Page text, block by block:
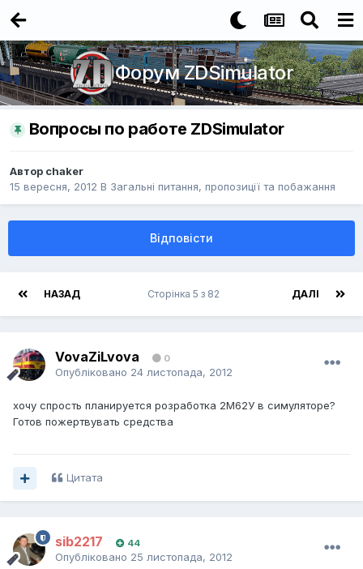
Форум ZDSimulator
Вопросы по работе ZDSimulator
Автор chaker
15 вересня, 2012 В Загальні питання, пропозиції та побажання
Відповісти
НАЗАД ДАЛІ
Сторінка 5 з 82
VovaZiLvova 0
Опубліковано 24 листопада, 2012
хочу спрость планируется розработка 2М62У в симуляторе?
Готов пожертвувать средства
Цитата
sib2217 44
Опубліковано 25 листопада, 2012